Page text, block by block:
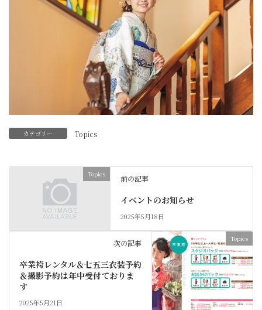
カテゴリー Topics
Topics 前の記事
イベントのお知らせ
2025年5月18日
Topics
次の記事
卒業袴レンタル＆七五三衣装予約
＆撮影予約は年中受付ておりま
す
2025年5月21日